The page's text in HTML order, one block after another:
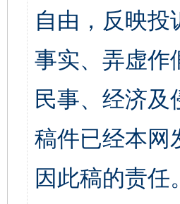
自由，反映
事实、弄虚作
民事、经济
稿件已经本网
因此稿的责